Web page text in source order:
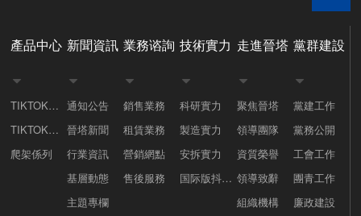
產品中心

TIKTOK成人版APP下载係列
TIKTOK国际版色板APP下载係列
爬架係列
新聞資訊

通知公告
晉塔新聞
行業資訊
基層動態
主題專欄
業務谘詢

銷售業務
租賃業務
營銷網點
售後服務
技術實力

科研實力
製造實力
安拆實力
国际版抖音TIKTOK色板APP下载案例
走進晉塔

聚焦晉塔
領導團隊
資質榮譽
領導致辭
組織機構
黨群建設

黨建工作
黨務公開
工會工作
團青工作
廉政建設